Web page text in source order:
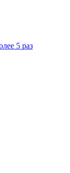
5 раз